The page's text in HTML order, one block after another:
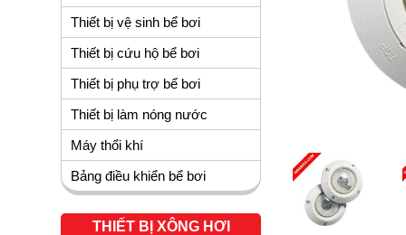
Thiết bị vệ sinh bể bơi
Thiết bị cứu hộ bể bơi
Thiết bị phụ trợ bể bơi
Thiết bị làm nóng nước
Máy thổi khí
Bảng điều khiển bể bơi
THIẾT BỊ XÔNG HƠI